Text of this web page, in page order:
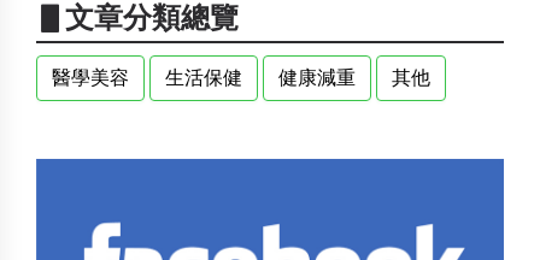
▋文章分類總覽
醫學美容 生活保健 健康減重 其他